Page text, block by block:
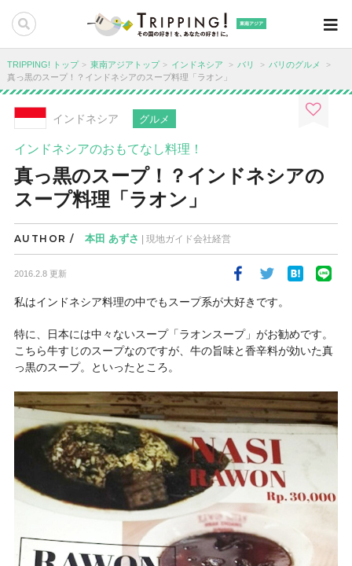
東南アジア
TRIPPING! トップ 東南アジアトップ インドネシア バリ
バリのグルメ
真っ黒のスープ！？インドネシアのスープ料理「ラオン」
インドネシア グルメ
インドネシアのおもてなし料理！
真っ黒のスープ！？インドネシアの
スープ料理「ラオン」
AUTHOR / 本田 あずさ | 現地ガイド会社経営
2016.2.8 更新
私はインドネシア料理の中でもスープ系が大好きです。
特に、日本には中々ないスープ「ラオンスープ」がお勧めです。
こちら牛すじのスープなのですが、牛の旨味と香辛料が効いた真
っ黒のスープ。といったところ。